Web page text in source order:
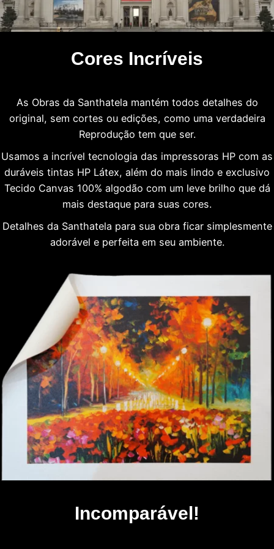
Cores Incríveis
As Obras da Santhatela mantém todos detalhes do
original, sem cortes ou edições, como uma verdadeira
Reprodução tem que ser.
Usamos a incrível tecnologia das impressoras HP com as
duráveis tintas HP Látex, além do mais lindo e exclusivo
Tecido Canvas 100% algodão com um leve brilho que dá
mais destaque para suas cores.
Detalhes da Santhatela para sua obra ficar simplesmente
adorável e perfeita em seu ambiente.
Incomparável!